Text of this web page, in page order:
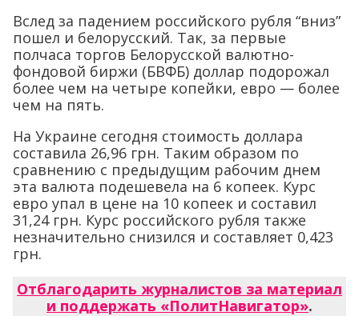
Вслед за падением российского рубля “вниз”
пошел и белорусский. Так, за первые
полчаса торгов Белорусской валютно-
фондовой биржи (БВФБ) доллар подорожал
более чем на четыре копейки, евро — более
чем на пять.
На Украине сегодня стоимость доллара
составила 26,96 грн. Таким образом по
сравнению с предыдущим рабочим днем
эта валюта подешевела на 6 копеек. Курс
евро упал в цене на 10 копеек и составил
31,24 грн. Курс российского рубля также
незначительно снизился и составляет 0,423
грн.
Отблагодарить журналистов за материал
и поддержать «ПолитНавигатор».